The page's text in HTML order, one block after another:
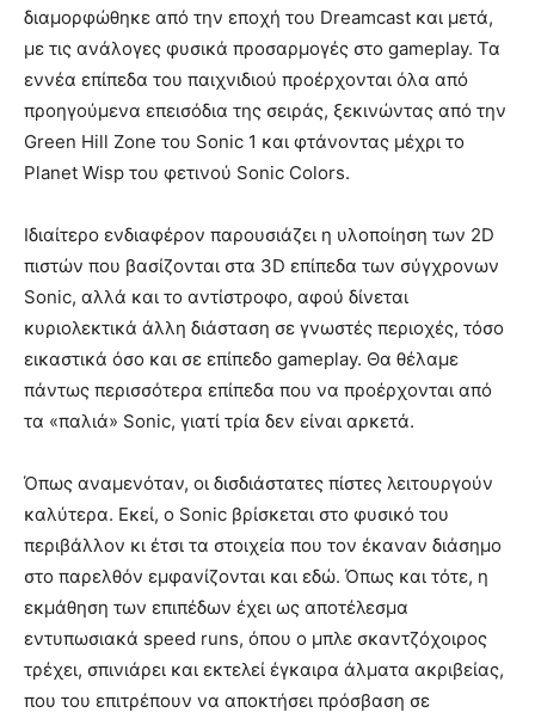
διαμορφώθηκε από την εποχή του Dreamcast και μετά,
με τις ανάλογες φυσικά προσαρμογές στο gameplay. Τα
εννέα επίπεδα του παιχνιδιού προέρχονται όλα από
προηγούμενα επεισόδια της σειράς, ξεκινώντας από την
Green Hill Zone του Sonic 1 και φτάνοντας μέχρι το
Planet Wisp του φετινού Sonic Colors.
Ιδιαίτερο ενδιαφέρον παρουσιάζει η υλοποίηση των 2D
πιστών που βασίζονται στα 3D επίπεδα των σύγχρονων
Sonic, αλλά και το αντίστροφο, αφού δίνεται
κυριολεκτικά άλλη διάσταση σε γνωστές περιοχές, τόσο
εικαστικά όσο και σε επίπεδο gameplay. Θα θέλαμε
πάντως περισσότερα επίπεδα που να προέρχονται από
τα «παλιά» Sonic, γιατί τρία δεν είναι αρκετά.
Όπως αναμενόταν, οι δισδιάστατες πίστες λειτουργούν
καλύτερα. Εκεί, ο Sonic βρίσκεται στο φυσικό του
περιβάλλον κι έτσι τα στοιχεία που τον έκαναν διάσημο
στο παρελθόν εμφανίζονται και εδώ. Όπως και τότε, η
εκμάθηση των επιπέδων έχει ως αποτέλεσμα
εντυπωσιακά speed runs, όπου ο μπλε σκαντζόχοιρος
τρέχει, σπινιάρει και εκτελεί έγκαιρα άλματα ακριβείας,
που του επιτρέπουν να αποκτήσει πρόσβαση σε